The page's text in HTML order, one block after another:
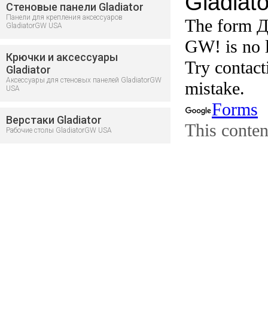
Стеновые панели Gladiator
Панели для крепления аксессуаров
GladiatorGW USA
Крючки и аксессуары
Gladiator
Аксессуары для стеновых панелей GladiatorGW
USA
Верстаки Gladiator
Рабочие столы GladiatorGW USA